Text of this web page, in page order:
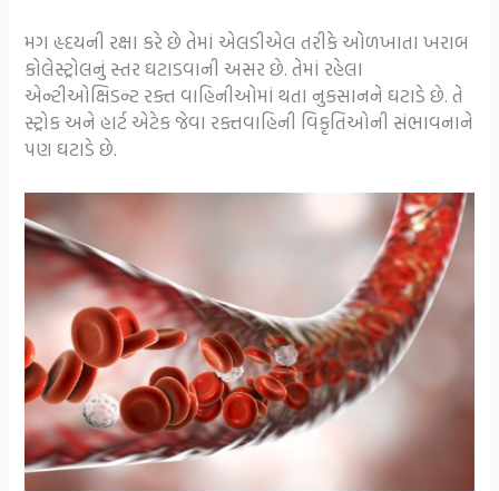
મગ હૃદયની રક્ષા કરે છે તેમાં એલડીએલ તરીકે ઓળખાતા ખરાબ
કોલેસ્ટ્રોલનું સ્તર ઘટાડવાની અસર છે. તેમાં રહેલા
એન્ટીઓક્ષિડન્ટ રક્ત વાહિનીઓમાં થતા નુકસાનને ઘટાડે છે. તે
સ્ટ્રોક અને હાર્ટ એટેક જેવા રક્તવાહિની વિકૃતિઓની સંભાવનાને
પણ ઘટાડે છે.